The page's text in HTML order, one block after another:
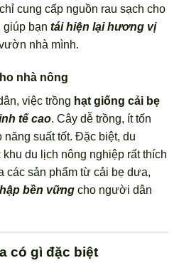
cung cấp nguồn rau sạch cho
giúp bạn tái hiện lại hương vị
nhà mình.
nhà nông
việc trồng hạt giống cải bẹ
tế cao. Cây dễ trồng, ít tốn
năng suất tốt. Đặc biệt, du
du lịch nông nghiệp rất thích
các sản phẩm từ cải bẹ dưa,
bền vững cho người dân
có gì đặc biệt